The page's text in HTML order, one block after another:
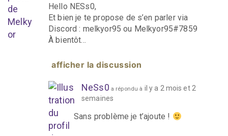
Hello NESs0,
Et bien je te propose de s’en parler via
Discord : melkyor95 ou Melkyor95#7859
À bientôt…
afficher la discussion
NeSs0 a répondu à il y a 2 mois et 2
semaines
Sans problème je t’ajoute !